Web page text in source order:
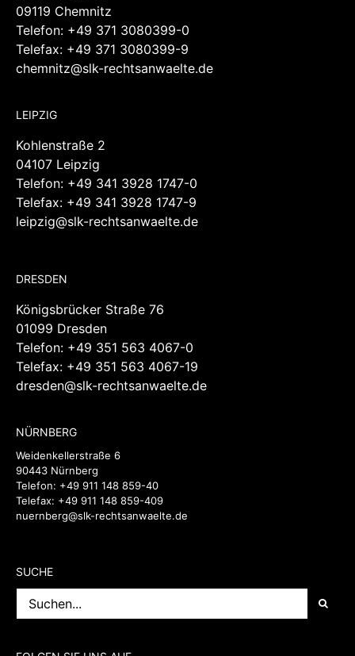
09119 Chemnitz
Telefon: +49 371 3080399-0
Telefax: +49 371 3080399-9
chemnitz@slk-rechtsanwaelte.de
LEIPZIG
Kohlenstraße 2
04107 Leipzig
Telefon: +49 341 3928 1747-0
Telefax: +49 341 3928 1747-9
leipzig@slk-rechtsanwaelte.de
DRESDEN
Königsbrücker Straße 76
01099 Dresden
Telefon: +49 351 563 4067-0
Telefax: +49 351 563 4067-19
dresden@slk-rechtsanwaelte.de
NÜRNBERG
Weidenkellerstraße 6
90443 Nürnberg
Telefon: +49 911 148 859-40
Telefax: +49 911 148 859-409
nuernberg@slk-rechtsanwaelte.de
SUCHE
nach: